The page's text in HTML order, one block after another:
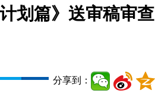
划篇》送审稿审查
分享到：